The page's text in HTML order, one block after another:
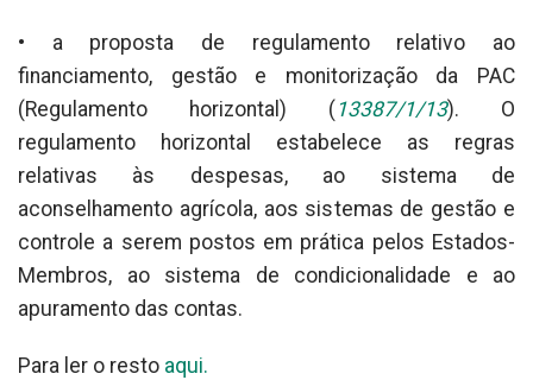
• a proposta de regulamento relativo ao
financiamento, gestão e monitorização da PAC
(Regulamento horizontal) ( 13387/1/13). O
regulamento horizontal estabelece as regras
relativas às despesas, ao sistema de
aconselhamento agrícola, aos sistemas de gestão e
controle a serem postos em prática pelos Estados-
Membros, ao sistema de condicionalidade e ao
apuramento das contas.
Para ler o resto aqui.